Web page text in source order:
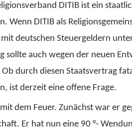
DITIB ist ein
Wenn DITIB als
deutschen Steuergeldern
sollte auch wegen der neuen
durch diesen Staatsvertrag
ist derzeit eine offene Frage.
dem Feuer. Zunächst war er
Er hat nun eine 90 °-